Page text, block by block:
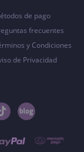
de pago
frecuentes
y Condiciones
de Privacidad